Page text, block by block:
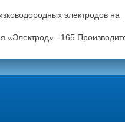
электродов на
«Электрод»...165